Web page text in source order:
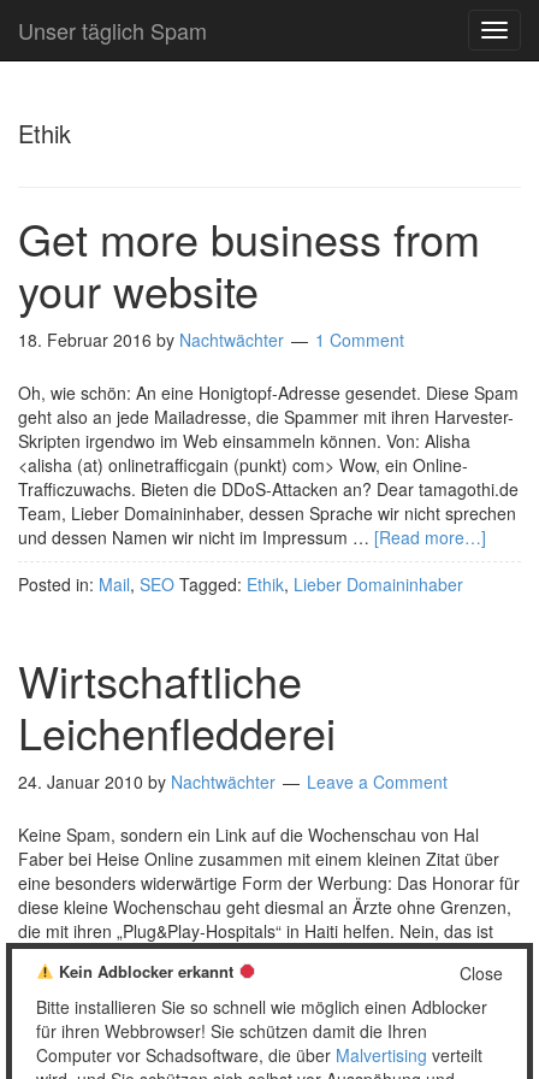
Unser täglich Spam
Ethik
Get more business from
your website
18. Februar 2016 by Nachtwächter 1 Comment
Oh, wie schön: An eine Honigtopf-Adresse gesendet. Diese Spam
geht also an jede Mailadresse, die Spammer mit ihren Harvester-
Skripten irgendwo im Web einsammeln können. Von: Alisha
<alisha (at) onlinetrafficgain (punkt) com> Wow, ein Online-
Trafficzuwachs. Bieten die DDoS-Attacken an? Dear tamagothi.de
Team, Lieber Domaininhaber, dessen Sprache wir nicht sprechen
und dessen Namen wir nicht im Impressum … [Read more…]
Posted in: Mail, SEO Tagged: Ethik, Lieber Domaininhaber
Wirtschaftliche
Leichenfledderei
24. Januar 2010 by Nachtwächter Leave a Comment
Keine Spam, sondern ein Link auf die Wochenschau von Hal
Faber bei Heise Online zusammen mit einem kleinen Zitat über
eine besonders widerwärtige Form der Werbung: Das Honorar für
diese kleine Wochenschau geht diesmal an Ärzte ohne Grenzen,
die mit ihren „Plug&Play-Hospitals“ in Haiti helfen. Nein, das ist
kein Spiel. Wer die Ärzte nicht mag, …[Read more…]
Posted in:Allgemein Tagged:Ethik,Haiti,Heise,Katastrophe,
Kotzreiz,Link
Close
Kein Adblocker erkannt
Bitte installieren Sie so schnell wie möglich einen Adblocker
für ihren Webbrowser! Sie schützen damit die Ihren
Computer vor Schadsoftware, die über Malvertising verteilt